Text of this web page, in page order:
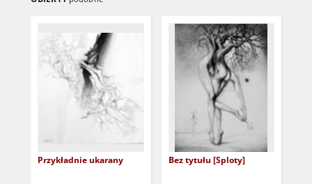
Przykładnie ukarany Bez tytułu [Sploty]